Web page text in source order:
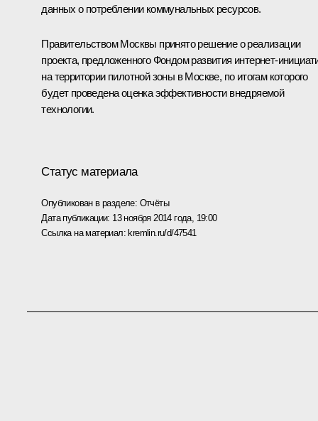
данных о потреблении коммунальных ресурсов.
Правительством Москвы принято решение о реализации
проекта, предложенного Фондом развития интернет-
на территории пилотной зоны в Москве, по итогам которого
будет проведена оценка эффективности внедряемой
технологии.
Статус материала
Опубликован в разделе: Отчёты
Дата публикации: 13 ноября 2014 года, 19:00
Ссылка на материал:kremlin.ru/d/47541